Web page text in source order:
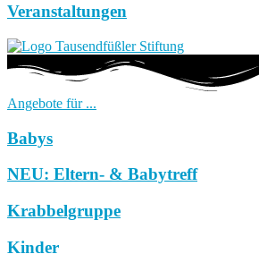
Veranstaltungen
Angebote für ...
Babys
NEU: Eltern- & Babytreff
Krabbelgruppe
Kinder